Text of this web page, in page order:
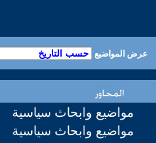
عرض المواضيع
مواضيع وابحاث سياسية
مواضيع وابحاث سياسية